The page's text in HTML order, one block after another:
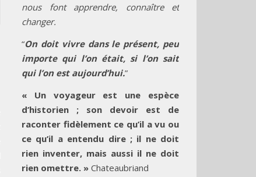
nous font apprendre, connaître et
changer.
“On doit vivre dans le présent, peu
importe qui l’on était, si l’on sait
qui l’on est aujourd’hui.”
« Un voyageur est une espèce
d’historien ; son devoir est de
raconter fidèlement ce qu’il a vu ou
ce qu’il a entendu dire ; il ne doit
rien inventer, mais aussi il ne doit
rien omettre. » Chateaubriand